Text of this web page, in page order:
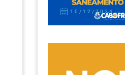
10/12/2024